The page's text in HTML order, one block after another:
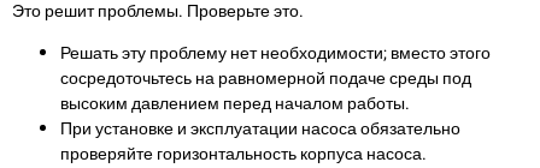
Это решит проблемы. Проверьте это.
Решать эту проблему нет необходимости; вместо этого
сосредоточьтесь на равномерной подаче среды под
высоким давлением перед началом работы.
При установке и эксплуатации насоса обязательно
проверяйте горизонтальность корпуса насоса.